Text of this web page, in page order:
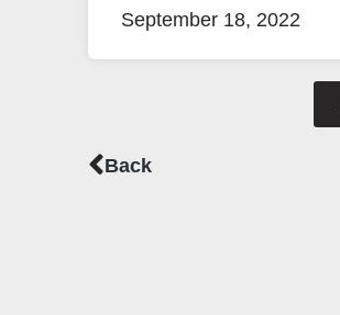
September 18, 2022
Prev
Back